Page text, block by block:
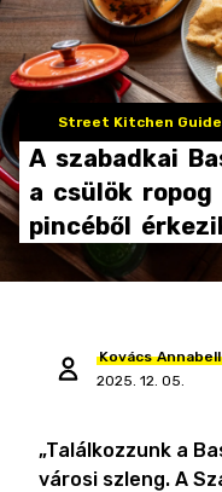
Street Kitchen Guide
A szabadkai
a csülök ropog
pincéből
Kovács
2025. 12. 05.
„Találkozzunk a
városi szleng. A